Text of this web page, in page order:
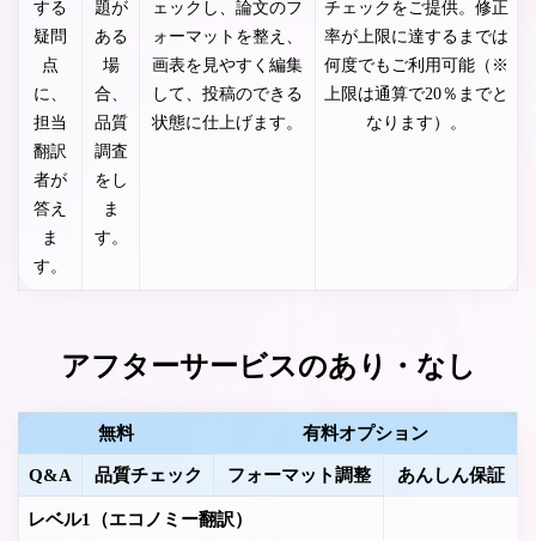
する
疑問
点
に、
担当
翻訳
者が
答え
ま
す。
題が
ある
場
合、
品質
調査
をし
ま
す。
ェックし、論文のフ
ォーマットを整え、
画表を見やすく編集
して、投稿のできる
状態に仕上げます。
チェックをご提供。修正
率が上限に達するまでは
何度でもご利用可能（※
上限は通算で20％までと
なります）。
アフターサービスのあり・なし
無料 有料オプション
Q&A 品質チェック フォーマット調整 あんしん保証
レベル1（エコノミー翻訳）